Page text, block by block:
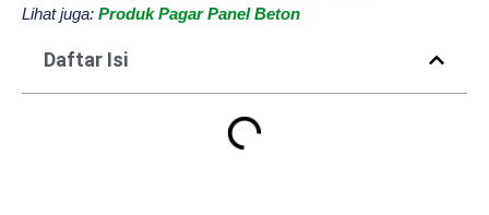
Lihat juga: Produk Pagar Panel Beton
Daftar Isi